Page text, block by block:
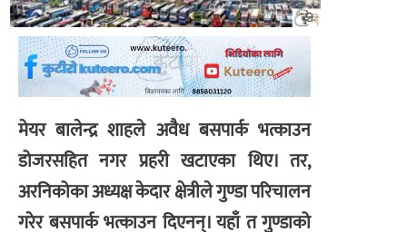
मेयर बालेन्द्र शाहले अवैध बसपार्क भत्काउन
डोजरसहित नगर प्रहरी खटाएका थिए। तर,
अरनिकोका अध्यक्ष केदार क्षेत्रीले गुण्डा परिचालन
गरेर बसपार्क भत्काउन दिएनन्। यहाँ त गुण्डाको